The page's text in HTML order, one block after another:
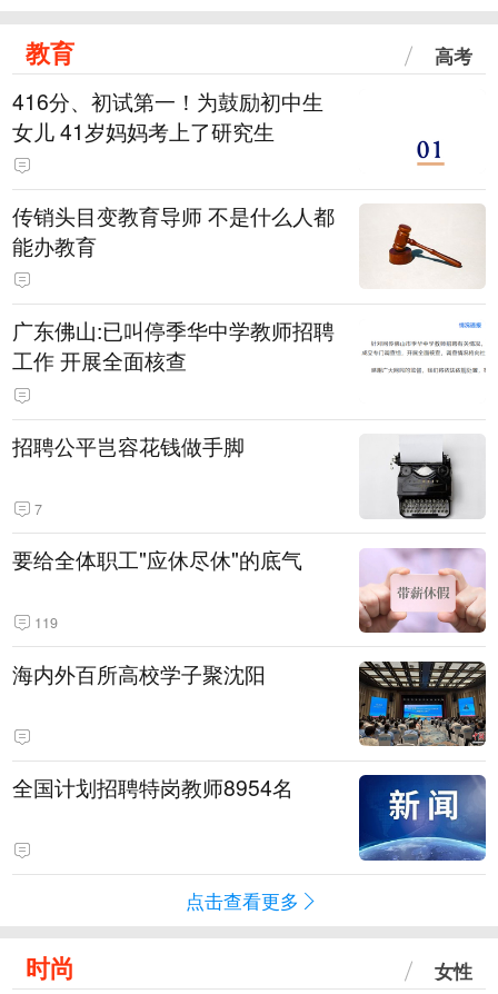
教育 高考
416分、初试第一！为鼓励初中生
女儿 41岁妈妈考上了研究生
传销头目变教育导师 不是什么人都
能办教育
广东佛山:已叫停季华中学教师招聘
工作 开展全面核查
招聘公平岂容花钱做手脚
7
要给全体职工"应休尽休"的底气
119
海内外百所高校学子聚沈阳
全国计划招聘特岗教师8954名
点击查看更多
时尚 女性